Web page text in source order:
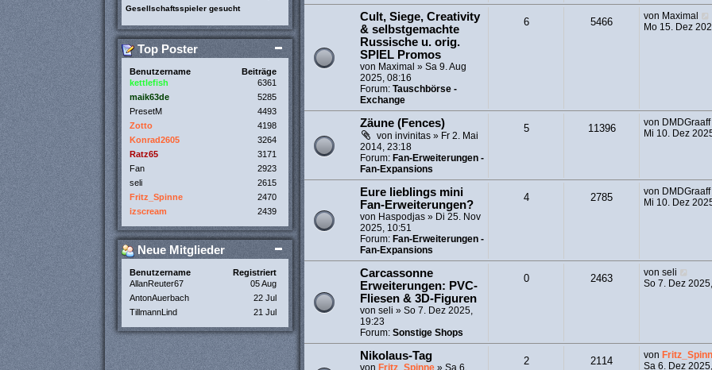
a
g
Cult, Siege, Creativity
& selbstgemachte
Russische u. orig.
SPIEL Promos
von Maximal » Sa 9. Aug
2025, 08:16
Forum: Tauschbörse -
Exchange
6 5466 von Maximal
Mo 15. Dez
Zäune (Fences)
von invinitas» Fr 2. Mai
2014, 23:18
Forum: Fan-Erweiterungen -
Fan-Expansions
5 11396 von DMDGraaff
Mi 10. Dez
Eure lieblings mini
Fan-Erweiterungen?
von Haspodjas» Di 25. Nov
2025, 10:51
Forum: Fan-Erweiterungen -
Fan-Expansions
4 2785 von DMDGraaff
Mi 10. Dez
Carcassonne
Erweiterungen: PVC-
Fliesen & 3D-Figuren
von seli » So 7. Dez 2025,
19:23
Forum: Sonstige Shops
0 2463 vonseli
e
r
B
So 7. Dez
Nikolaus-Tag
von Fritz_Spinne» Sa 6.
2 2114 von
Sa 6. Dez
Gesellschaftsspieler gesucht
Top Poster
Benutzername
Beiträge
kettlefish
6361
maik63de
5285
PresetM
4493
Zotto
4198
Konrad2605
3264
Ratz65
3171
Fan
2923
seli
2615
Fritz_Spinne
2470
izscream
2439
Neue Mitglieder
Benutzername
Registriert
AllanReuter67
05 Aug
AntonAuerbach
22 Jul
TillmannLind
21 Jul